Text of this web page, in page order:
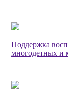
Поддержка
многодетных и